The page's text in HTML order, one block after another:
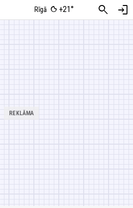
Rīgā +21° search login